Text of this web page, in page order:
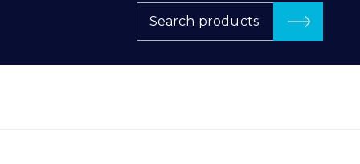
Search products